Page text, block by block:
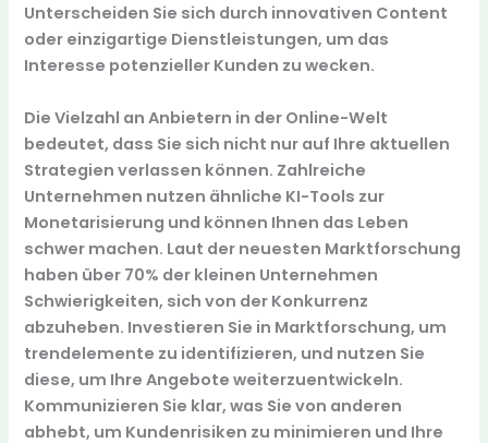
Unterscheiden Sie sich durch innovativen Content
oder einzigartige Dienstleistungen, um das
Interesse potenzieller Kunden zu wecken.
Die Vielzahl an Anbietern in der Online-Welt
bedeutet, dass Sie sich nicht nur auf Ihre aktuellen
Strategien verlassen können. Zahlreiche
Unternehmen nutzen ähnliche KI-Tools zur
Monetarisierung und können Ihnen das Leben
schwer machen. Laut der neuesten Marktforschung
haben über 70% der kleinen Unternehmen
Schwierigkeiten, sich von der Konkurrenz
abzuheben. Investieren Sie in Marktforschung, um
trendelemente zu identifizieren, und nutzen Sie
diese, um Ihre Angebote weiterzuentwickeln.
Kommunizieren Sie klar, was Sie von anderen
abhebt, um Kundenrisiken zu minimieren und Ihre